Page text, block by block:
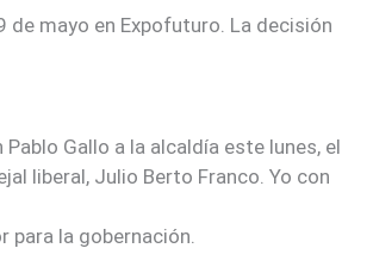
de mayo en Expofuturo. La decisión
Pablo Gallo a la alcaldía este lunes, el
liberal, Julio Berto Franco. Yo con
para la gobernación.